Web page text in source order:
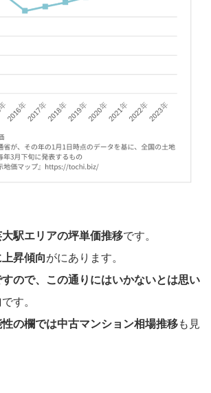
駅エリアの坪単価推移です。
昇傾向がにあります。
ので、この通りにはいかないとは思い
です。
の欄では中古マンション相場推移も見